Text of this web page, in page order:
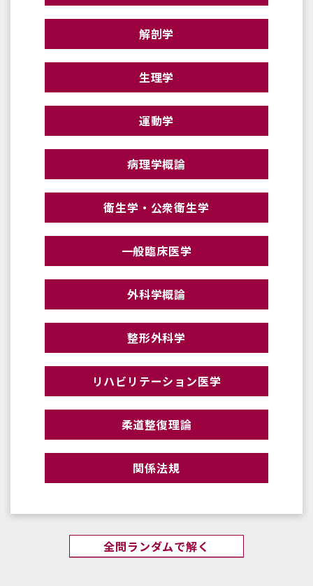
解剖学
生理学
運動学
病理学概論
衛生学・公衆衛生学
一般臨床医学
外科学概論
整形外科学
リハビリテーション医学
柔道整復理論
関係法規
全問ランダムで解く